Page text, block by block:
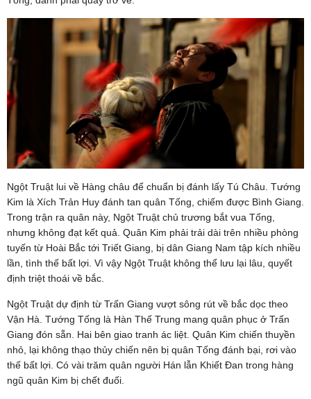
Ngột Truật lui về Hàng châu để chuẩn bị đánh lấy Tú Châu. Tướng
Kim là Xích Trản Huy đánh tan quân Tống, chiếm được Bình Giang.
Trong trận ra quân này, Ngột Truật chủ trương bắt vua Tống,
nhưng không đạt kết quả. Quân Kim phải trải dài trên nhiều phòng
tuyến từ Hoài Bắc tới Triết Giang, bị dân Giang Nam tập kích nhiều
lần, tình thế bất lợi. Vì vậy Ngột Truật không thể lưu lại lâu, quyết
định triệt thoái về bắc.
Ngột Truật dự định từ Trấn Giang vượt sông rút về bắc dọc theo
Vận Hà. Tướng Tống là Hàn Thế Trung mang quân phục ở Trấn
Giang đón sẵn. Hai bên giao tranh ác liệt. Quân Kim chiến thuyền
nhỏ, lại không thạo thủy chiến nên bị quân Tống đánh bại, rơi vào
thế bất lợi. Có vài trăm quân người Hán lẫn Khiết Đan trong hàng
ngũ quân Kim bị chết đuối.